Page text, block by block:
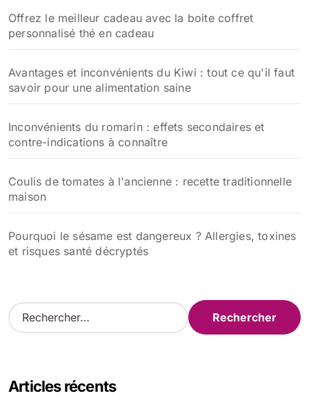
Offrez le meilleur cadeau avec la boite coffret
personnalisé thé en cadeau
Avantages et inconvénients du Kiwi : tout ce qu'il faut
savoir pour une alimentation saine
Inconvénients du romarin : effets secondaires et
contre-indications à connaître
Coulis de tomates à l'ancienne : recette traditionnelle
maison
Pourquoi le sésame est dangereux ? Allergies, toxines
et risques santé décryptés
R
e
r
Articles récents